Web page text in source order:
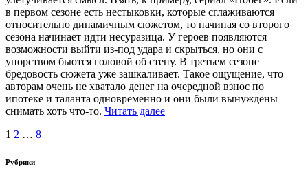
в первом сезоне есть нестыковки, которые сглаживаются
относительно динамичным сюжетом, то начиная со второго
сезона начинает идти несуразица. У героев появляются
возможности выйти из-под удара и скрыться, но они с
упорством бьются головой об стену. В третьем сезоне
бредовость сюжета уже зашкаливает. Такое ощущение, что
авторам очень не хватало денег на очередной взнос по
ипотеке и таланта одновременно и они были вынуждены
снимать хоть что-то. Читать далее
Пагинация
записей
1 2 … 8
Рубрики